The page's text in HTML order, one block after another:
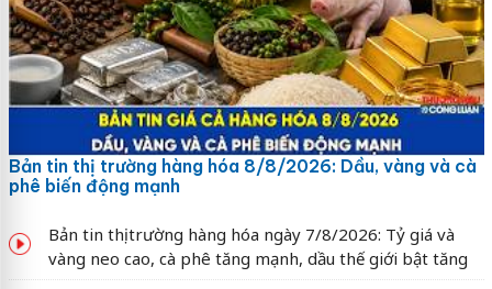
Bản tin thị trường hàng hóa 8/8/2026: Dầu, vàng và cà
phê biến động mạnh
Bản tin thị trường hàng hóa ngày 7/8/2026: Tỷ giá và
vàng neo cao, cà phê tăng mạnh, dầu thế giới bật tăng